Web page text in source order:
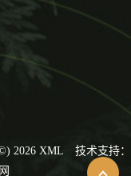
2026 XML
技术支持：